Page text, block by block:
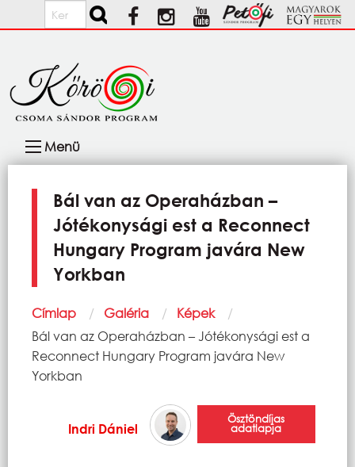
Ugrás a tartalomra
Keresés
navigáció
Menü
Bál van az Operaházban –
Jótékonysági est a Reconnect
Hungary Program javára New
Yorkban
Morzsa
Címlap Galéria
Képek
Current:
Bál van az Operaházban – Jótékonysági est a
Reconnect Hungary Program javára New
Yorkban
Indri Dániel
Ösztöndíjas
adatlapja